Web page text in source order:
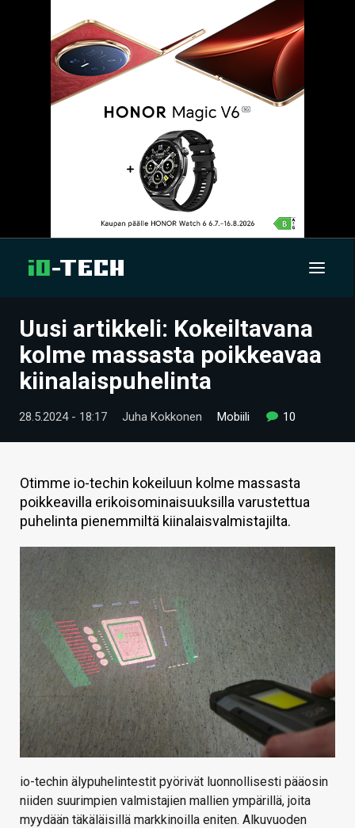
UUTISET
ARTIKKELIT
VIDEOT
TECHBBS
TIETOA
HINTA.FI
VAIHDA TEEMA
HAKU
Uusi artikkeli: Kokeiltavana
kolme massasta poikkeavaa
kiinalaispuhelinta
28.5.2024 - 18:17 Juha Kokkonen Mobiili 10
Otimme io-techin kokeiluun kolme massasta
poikkeavilla erikoisominaisuuksilla varustettua
puhelinta pienemmiltä kiinalaisvalmistajilta.
io-techin älypuhelintestit pyörivät luonnollisesti pääosin
niiden suurimpien valmistajien mallien ympärillä, joita
myydään täkäläisillä markkinoilla eniten. Alkuvuoden